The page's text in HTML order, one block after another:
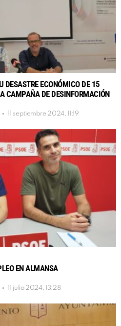
DESASTRE ECONÓMICO DE 15
CAMPAÑA DE DESINFORMACIÓN
11 septiembre 2024, 11:19
EN ALMANSA
11 julio 2024, 13:28